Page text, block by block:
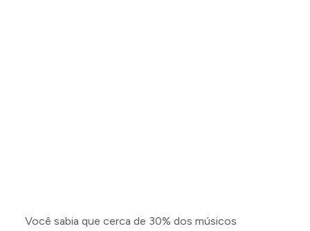
Você sabia que cerca de 30% dos músicos